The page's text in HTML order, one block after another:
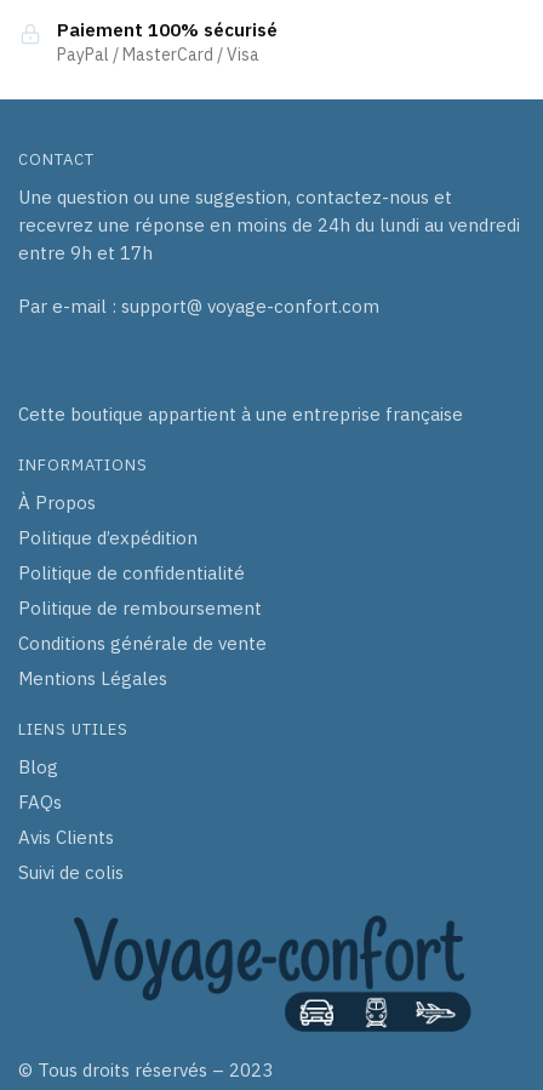
Paiement 100% sécurisé
PayPal / MasterCard / Visa
CONTACT
Une question ou une suggestion, contactez-nous et
recevrez une réponse en moins de 24h du lundi au vendredi
entre 9h et 17h
Par e-mail : support@ voyage-confort.com
Cette boutique appartient à une entreprise française
INFORMATIONS
À Propos
Politique d’expédition
Politique de confidentialité
Politique de remboursement
Conditions générale de vente
Mentions Légales
LIENS UTILES
Blog
FAQs
Avis Clients
Suivi de colis
© Tous droits réservés – 2023